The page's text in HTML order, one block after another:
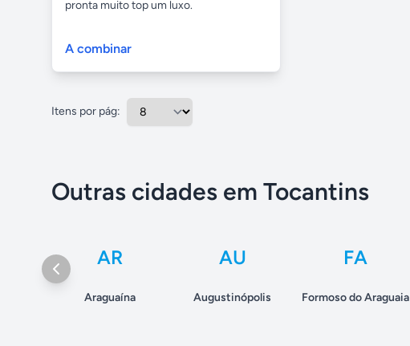
pronta muito top um luxo.
A combinar
Itens por pág:
Outras cidades em Tocantins
AR
Araguaína
AU
Augustinópolis
FA
Formoso do Araguaia